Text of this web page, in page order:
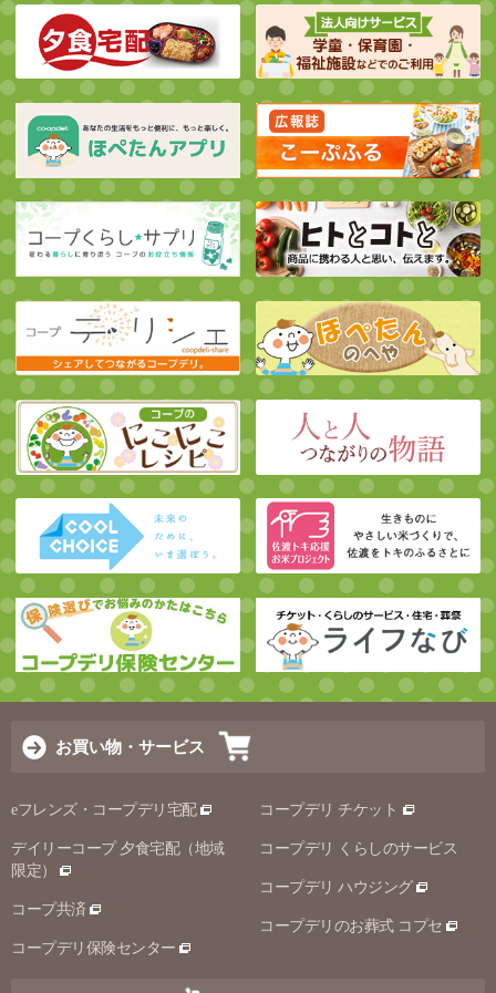
お買い物・サービス
eフレンズ・コープデリ宅配
デイリーコープ 夕食宅配（地域
限定）
コープ共済
コープデリ保険センター
コープデリ チケット
コープデリ くらしのサービス
コープデリ ハウジング
コープデリのお葬式 コプセ